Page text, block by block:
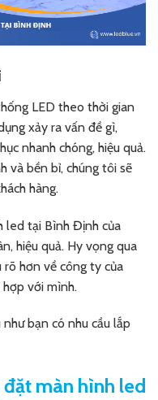
LED theo thời gian
xảy ra vấn đề gì,
nhanh chóng, hiệu quả.
và bền bỉ, chúng tôi sẽ
hàng.
led tại Bình Định của
hiệu quả. Hy vọng qua
rõ hơn về công ty của
với mình.
bạn có nhu cầu lắp
màn hình led